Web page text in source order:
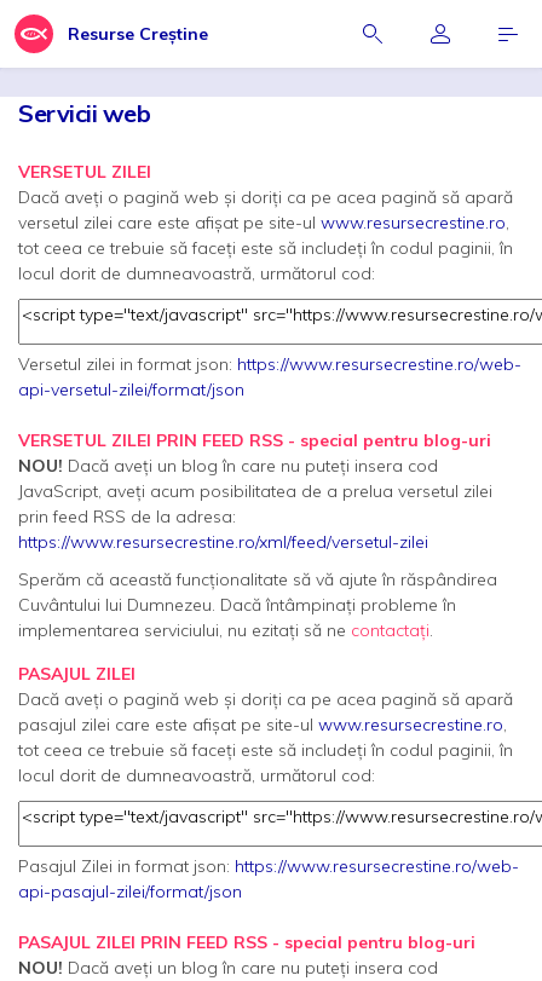
Resurse Creștine
Servicii web
VERSETUL ZILEI
Dacă aveți o pagină web și doriți ca pe acea pagină să apară
versetul zilei care este afișat pe site-ul www.resursecrestine.ro,
tot ceea ce trebuie să faceți este să includeți în codul paginii, în
locul dorit de dumneavoastră, următorul cod:
Versetul zilei in format json: https://www.resursecrestine.ro/web-
api-versetul-zilei/format/json
VERSETUL ZILEI PRIN FEED RSS - special pentru blog-uri
NOU! Dacă aveți un blog în care nu puteți insera cod
JavaScript, aveți acum posibilitatea de a prelua versetul zilei
prin feed RSS de la adresa:
https://www.resursecrestine.ro/xml/feed/versetul-zilei
Sperăm că această funcționalitate să vă ajute în răspândirea
Cuvântului lui Dumnezeu. Dacă întâmpinați probleme în
implementarea serviciului, nu ezitați să ne contactați.
PASAJUL ZILEI
Dacă aveți o pagină web și doriți ca pe acea pagină să apară
pasajul zilei care este afișat pe site-ul www.resursecrestine.ro,
tot ceea ce trebuie să faceți este să includeți în codul paginii, în
locul dorit de dumneavoastră, următorul cod:
Pasajul Zilei in format json: https://www.resursecrestine.ro/web-
api-pasajul-zilei/format/json
PASAJUL ZILEI PRIN FEED RSS - special pentru blog-uri
NOU! Dacă aveți un blog în care nu puteți insera cod